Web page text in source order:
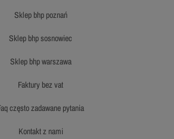
sklep bhp poznań
sklep bhp sosnowiec
sklep bhp warszawa
faktury bez vat
faq często zadawane pytania
kontakt z nami